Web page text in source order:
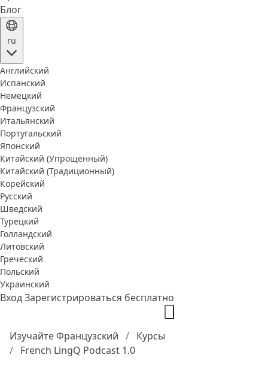
Блог
ru
Английский
Испанский
Немецкий
Французский
Итальянский
Португальский
Японский
Китайский (Упрощенный)
Китайский (Традиционный)
Корейский
Русский
Шведский
Турецкий
Голландский
Литовский
Греческий
Польский
Украинский
ВходЗарегистрироваться бесплатно
Изучайте Французский
Курсы
French LingQ Podcast 1.0